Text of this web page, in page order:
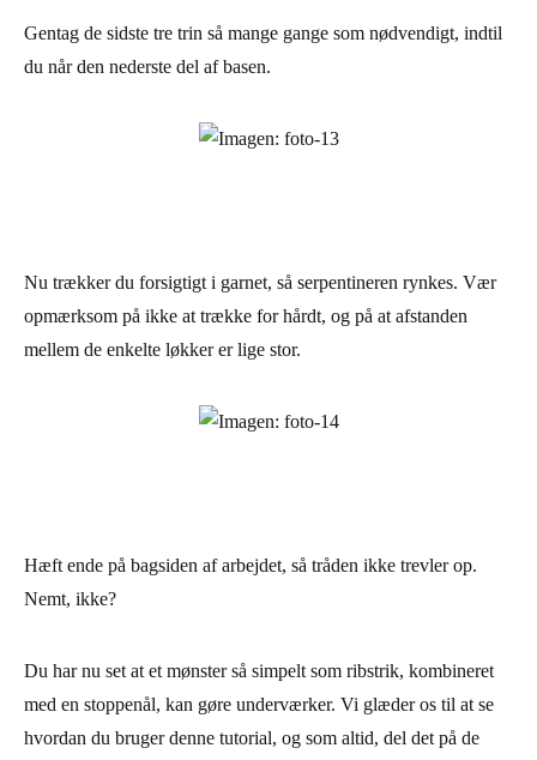
Gentag de sidste tre trin så mange gange som nødvendigt, indtil
du når den nederste del af basen.
Nu trækker du forsigtigt i garnet, så serpentineren rynkes. Vær
opmærksom på ikke at trække for hårdt, og på at afstanden
mellem de enkelte løkker er lige stor.
Hæft ende på bagsiden af arbejdet, så tråden ikke trevler op.
Nemt, ikke?
Du har nu set at et mønster så simpelt som ribstrik, kombineret
med en stoppenål, kan gøre underværker. Vi glæder os til at se
hvordan du bruger denne tutorial, og som altid, del det på de